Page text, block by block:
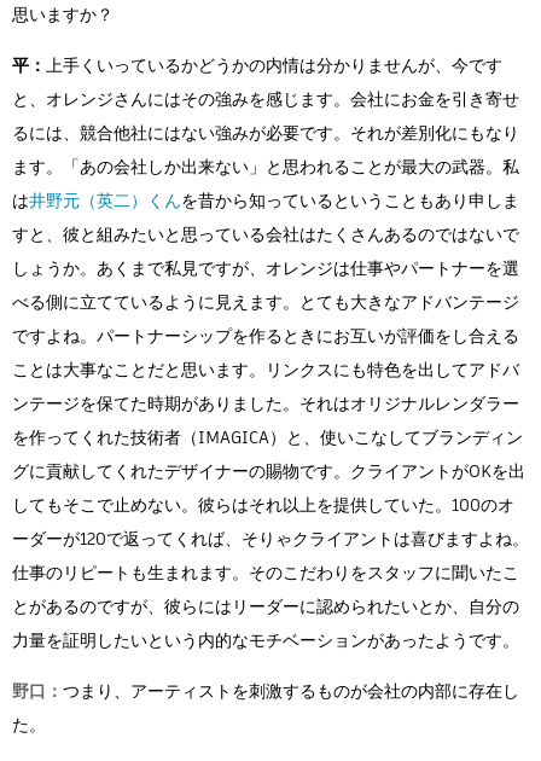
思いますか？
平： 上手くいっているかどうかの内情は分かりませんが、今です
と、オレンジさんにはその強みを感じます。会社にお金を引き寄せ
るには、競合他社にはない強みが必要です。それが差別化にもなり
ます。「あの会社しか出来ない」と思われることが最大の武器。私
は井野元（英二）くんを昔から知っているということもあり申しま
すと、彼と組みたいと思っている会社はたくさんあるのではないで
しょうか。あくまで私見ですが、オレンジは仕事やパートナーを選
べる側に立てているように見えます。とても大きなアドバンテージ
ですよね。パートナーシップを作るときにお互いが評価をし合える
ことは大事なことだと思います。リンクスにも特色を出してアドバ
ンテージを保てた時期がありました。それはオリジナルレンダラー
を作ってくれた技術者（IMAGICA）と、使いこなしてブランディン
グに貢献してくれたデザイナーの賜物です。クライアントがOKを出
してもそこで止めない。彼らはそれ以上を提供していた。100のオ
ーダーが120で返ってくれば、そりゃクライアントは喜びますよね。
仕事のリピートも生まれます。そのこだわりをスタッフに聞いたこ
とがあるのですが、彼らにはリーダーに認められたいとか、自分の
力量を証明したいという内的なモチベーションがあったようです。
野口： つまり、アーティストを刺激するものが会社の内部に存在し
た。